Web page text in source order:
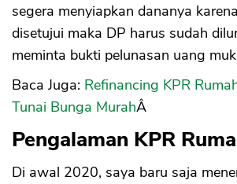
segera menyiapkan dananya
disetujui maka DP harus sudah
meminta bukti pelunasan uang
Baca Juga: Refinancing KPR
Tunai Bunga MurahÂ
Pengalaman KPR
Di awal 2020, saya baru saja